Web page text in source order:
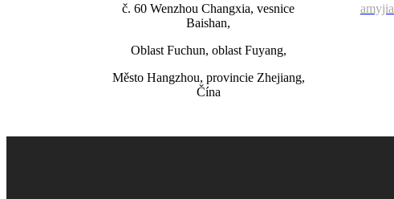
č. 60 Wenzhou Changxia, vesnice
Baishan,
Oblast Fuchun, oblast Fuyang,
Město Hangzhou, provincie Zhejiang,
Čína